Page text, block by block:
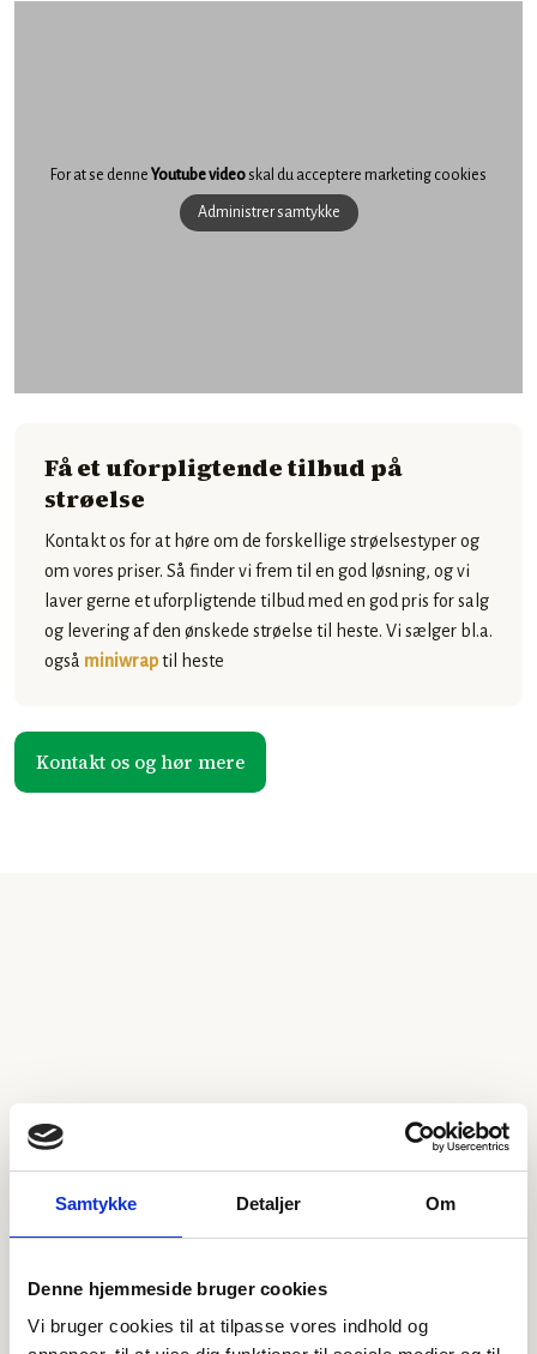
Samtykke Detaljer Om
Denne hjemmeside bruger cookies
Vi bruger cookies til at tilpasse vores indhold og
For at se denne Youtube videoskal du acceptere marketing cookies
Administrer samtykke
Få et uforpligtende tilbud på
strøelse
​Kontakt os for at høre om de forskellige strøelsestyper og
om vores priser. Så finder vi frem til en god løsning, og vi
laver gerne et uforpligtende tilbud med en god pris for salg
og levering af den ønskede strøelse til heste. Vi sælger bl.a.
også miniwraptil heste
​Kontakt os og hør mere